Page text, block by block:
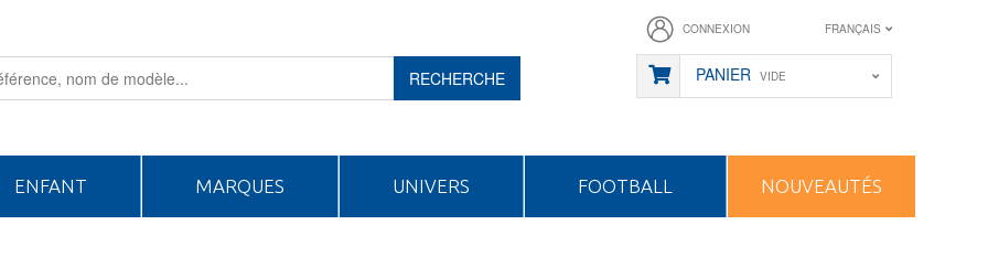
FRANÇAIS
CONNEXION
PANIER VIDE
RECHERCHE
ENFANT MARQUES UNIVERS FOOTBALL NOUVEAUTÉS